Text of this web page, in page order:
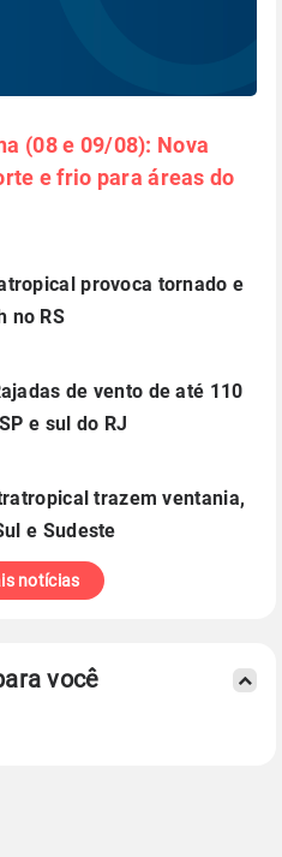
(08 e 09/08): Nova
e frio para áreas do
provoca tornado e
no RS
de vento de até 110
e sul do RJ
trazem ventania,
e Sudeste
notícias
você